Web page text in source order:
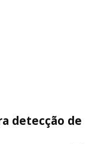
detecção de